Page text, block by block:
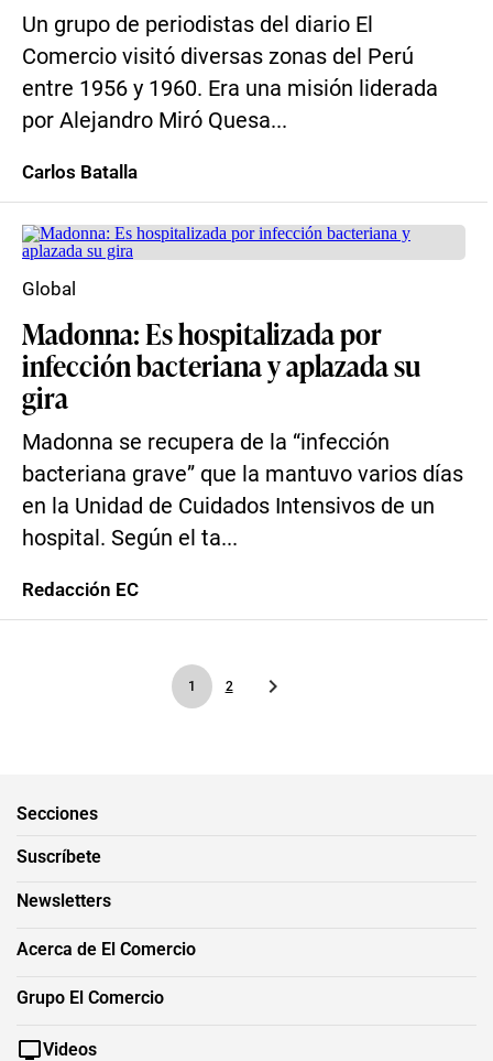
Un grupo de periodistas del diario El
Comercio visitó diversas zonas del Perú
entre 1956 y 1960. Era una misión liderada
por Alejandro Miró Quesa...
Carlos Batalla
Madonna: Es hospitalizada por
infección bacteriana y aplazada su
gira
Madonna se recupera de la “infección
bacteriana grave” que la mantuvo varios días
en la Unidad de Cuidados Intensivos de un
hospital. Según el ta...
Global
Redacción EC
1 2
Secciones
Suscríbete
Newsletters
Acerca de El Comercio
Grupo El Comercio
Videos